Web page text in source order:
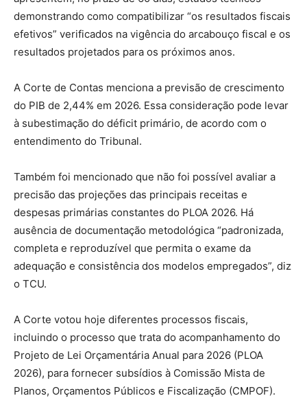
demonstrando como compatibilizar “os resultados fiscais
efetivos” verificados na vigência do arcabouço fiscal e os
resultados projetados para os próximos anos.
A Corte de Contas menciona a previsão de crescimento
do PIB de 2,44% em 2026. Essa consideração pode levar
à subestimação do déficit primário, de acordo com o
entendimento do Tribunal.
Também foi mencionado que não foi possível avaliar a
precisão das projeções das principais receitas e
despesas primárias constantes do PLOA 2026. Há
ausência de documentação metodológica “padronizada,
completa e reproduzível que permita o exame da
adequação e consistência dos modelos empregados”, diz
o TCU.
A Corte votou hoje diferentes processos fiscais,
incluindo o processo que trata do acompanhamento do
Projeto de Lei Orçamentária Anual para 2026 (PLOA
2026), para fornecer subsídios à Comissão Mista de
Planos, Orçamentos Públicos e Fiscalização (CMPOF).